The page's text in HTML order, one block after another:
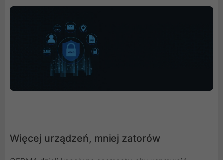
Więcej urządzeń, mniej zatorów